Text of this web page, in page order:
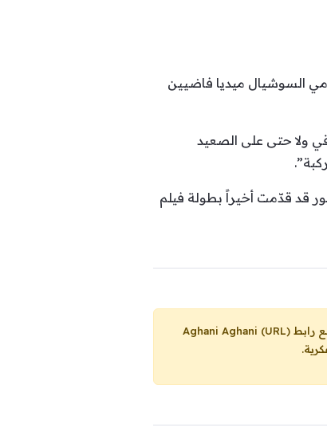
السوشيال ميديا فاضيين
ولا حتى على الصعيد
قد قدّمت أخيراً بطولة فيلم
Aghani Aghani (URL)